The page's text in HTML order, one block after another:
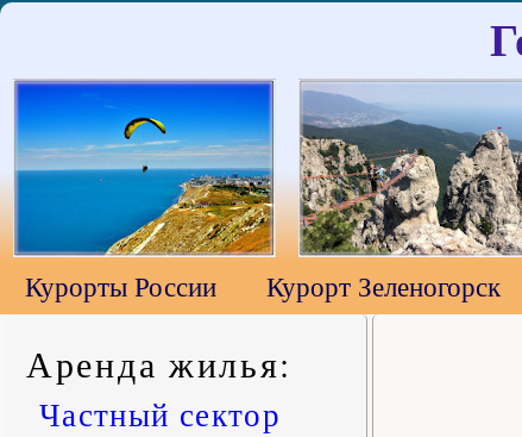
Курорты России Курорт Зеленогорск
Аренда жилья:
Частный сектор